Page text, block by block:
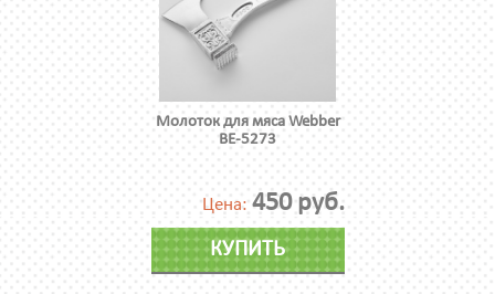
Молоток для мяса Webber
ВЕ-5273
Цена: 450 руб.
КУПИТЬ